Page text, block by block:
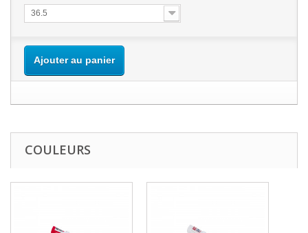
36.5
Ajouter au panier
COULEURS